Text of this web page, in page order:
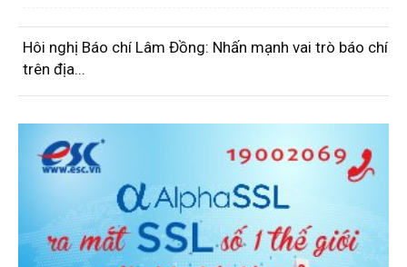
Hôi nghị Báo chí Lâm Đồng: Nhấn mạnh vai trò báo chí
trên địa...